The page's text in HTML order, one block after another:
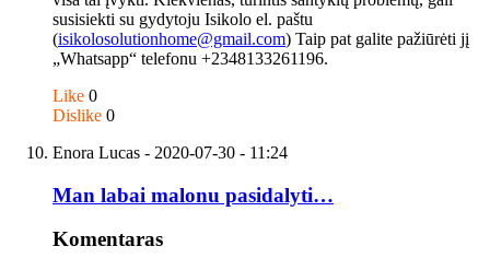
susisiekti su gydytoju Isikolo el. paštu
(isikolosolutionhome@gmail.com) Taip pat galite pažiūrėti jį
„Whatsapp“ telefonu +2348133261196.
Like 0
Dislike 0
Enora Lucas - 2020-07-30 - 11:24
Man labai malonu pasidalyti…
Komentaras